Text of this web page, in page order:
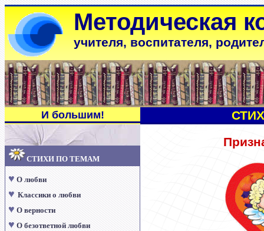
Методическая
учителя, воспитателя,
И большим!
СТИХИ ПО ТЕМАМ
♥ О любви
♥ Классики о любви
♥ О верности
♥ О безответной любви